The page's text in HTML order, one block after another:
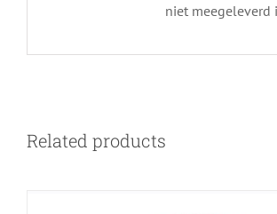
niet meegeleverd
Related products